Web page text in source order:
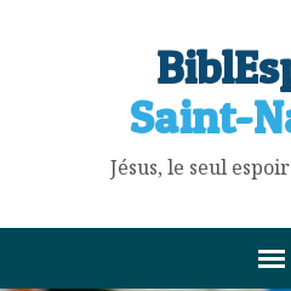
Saint-
Jésus, le seul